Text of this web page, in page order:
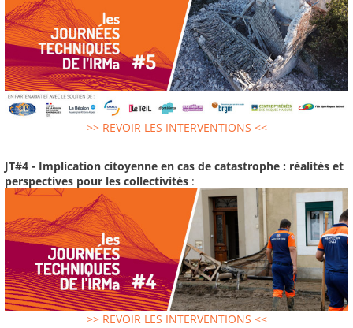
>> REVOIR LES INTERVENTIONS <<
JT#4 - Implication citoyenne en cas de catastrophe : réalités et
perspectives pour les collectivités :
>> REVOIR LES INTERVENTIONS <<